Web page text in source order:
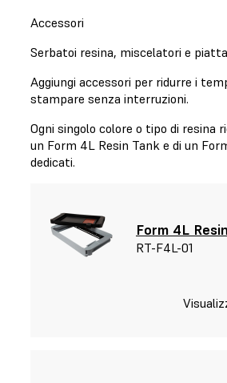
Accessori
Form 4L
RT-F4L-01
Serbatoi resina, miscelatori e
Aggiungi accessori per ridurre i
stampare senza interruzioni.
Ogni singolo colore o tipo di resina
un Form 4L Resin Tank e di un
dedicati.